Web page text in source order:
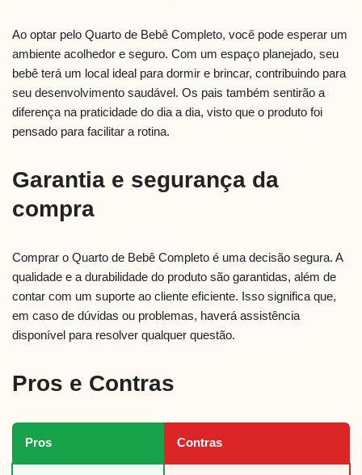
Ao optar pelo Quarto de Bebê Completo, você pode esperar um
ambiente acolhedor e seguro. Com um espaço planejado, seu
bebê terá um local ideal para dormir e brincar, contribuindo para
seu desenvolvimento saudável. Os pais também sentirão a
diferença na praticidade do dia a dia, visto que o produto foi
pensado para facilitar a rotina.
Garantia e segurança da
compra
Comprar o Quarto de Bebê Completo é uma decisão segura. A
qualidade e a durabilidade do produto são garantidas, além de
contar com um suporte ao cliente eficiente. Isso significa que,
em caso de dúvidas ou problemas, haverá assistência
disponível para resolver qualquer questão.
Pros e Contras
Pros Contras